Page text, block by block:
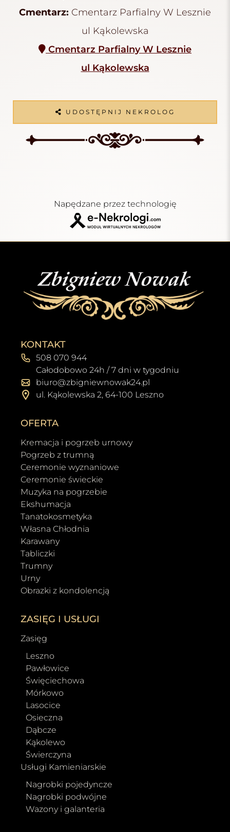
Cmentarz: Cmentarz Parfialny W Lesznie
ul Kąkolewska
Cmentarz Parfialny W Lesznie
ul Kąkolewska
UDOSTĘPNIJ NEKROLOG
Napędzane przez technologię
KONTAKT
508 070 944
Całodobowo 24h / 7 dni w tygodniu
biuro@zbigniewnowak24.pl
ul. Kąkolewska 2, 64-100 Leszno
OFERTA
Kremacja i pogrzeb urnowy
Pogrzeb z trumną
Ceremonie wyznaniowe
Ceremonie świeckie
Muzyka na pogrzebie
Ekshumacja
Tanatokosmetyka
Własna Chłodnia
Karawany
Tabliczki
Trumny
Urny
Obrazki z kondolencją
ZASIĘG I USŁUGI
Zasięg
Leszno
Pawłowice
Święciechowa
Mórkowo
Lasocice
Osieczna
Dąbcze
Kąkolewo
Świerczyna
Usługi Kamieniarskie
Nagrobki pojedyncze
Nagrobki podwójne
Wazony i galanteria